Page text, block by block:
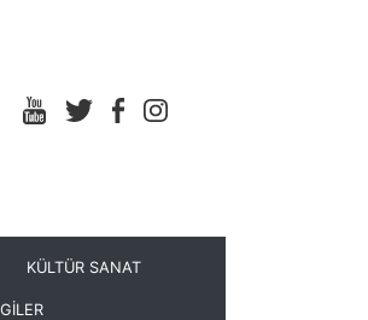
KÜLTÜR SANAT